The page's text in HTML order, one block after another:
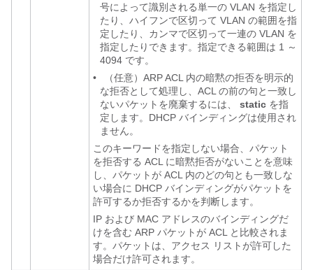
号によって識別される単一の VLAN を指定し
たり、ハイフンで区切って VLAN の範囲を指
定したり、カンマで区切って一連の VLAN を
指定したりできます。指定できる範囲は 1 ～
4094 です。
•
（任意）ARP ACL 内の暗黙の拒否を明示的
な拒否として処理し、ACL の前の句と一致し
ないパケットを廃棄するには、
static を指
定します。DHCP バインディングは使用され
ません。
このキーワードを指定しない場合、パケット
を拒否する ACL に暗黙拒否がないことを意味
し、パケットが ACL 内のどの句とも一致しな
い場合に DHCP バインディングがパケットを
許可するか拒否するかを判断します。
IP および MAC アドレスのバインディングだ
けを含む ARP パケットが ACL と比較されま
す。パケットは、アクセス リストが許可した
場合だけ許可されます。